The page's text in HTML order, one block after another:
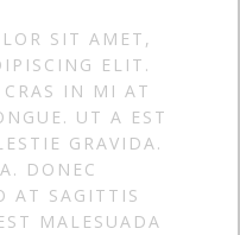
SIT AMET,
ELIT.
IN MI AT
UT A EST
GRAVIDA.
DONEC
AT SAGITTIS
MALESUADA